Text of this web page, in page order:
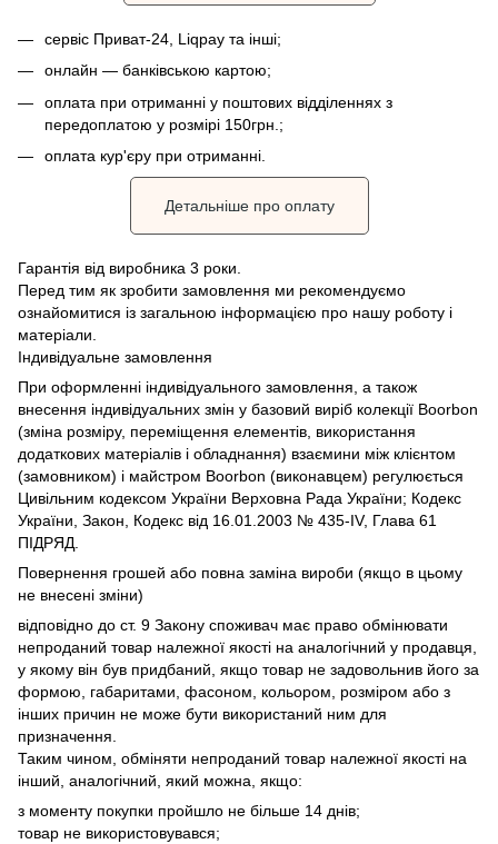
сервіс Приват-24, Liqpay та інші;
онлайн — банківською картою;
оплата при отриманні у поштових відділеннях з
передоплатою у розмірі 150грн.;
оплата кур'єру при отриманні.
Детальніше про оплату
Гарантія від виробника 3 роки.
Перед тим як зробити замовлення ми рекомендуємо
ознайомитися із загальною інформацією про нашу роботу і
матеріали.
Індивідуальне замовлення
При оформленні індивідуального замовлення, а також
внесення індивідуальних змін у базовий виріб колекції Boorbon
(зміна розміру, переміщення елементів, використання
додаткових матеріалів і обладнання) взаємини між клієнтом
(замовником) і майстром Boorbon (виконавцем) регулюється
Цивільним кодексом України Верховна Рада України; Кодекс
України, Закон, Кодекс від 16.01.2003 № 435-IV, Глава 61
ПІДРЯД.
Повернення грошей або повна заміна вироби (якщо в цьому
не внесені зміни)
відповідно до ст. 9 Закону споживач має право обмінювати
непроданий товар належної якості на аналогічний у продавця,
у якому він був придбаний, якщо товар не задовольнив його за
формою, габаритами, фасоном, кольором, розміром або з
інших причин не може бути використаний ним для
призначення.
Таким чином, обміняти непроданий товар належної якості на
інший, аналогічний, який можна, якщо:
з моменту покупки пройшло не більше 14 днів;
товар не використовувався;